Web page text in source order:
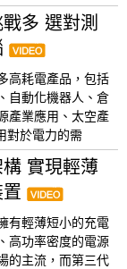
多 選對測
高耗電產品，包括
自動化機器人、倉
產業應用、太空產
對於電力的需
實現輕薄
有輕薄短小的充電
高功率密度的電源
的主流，而第三代